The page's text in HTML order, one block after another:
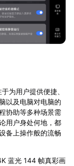
为用户提供便捷、
以及电脑对电脑的
协助等多种场景需
用户身处何地，都
备上操作般的流畅
蓝光 144 帧真彩画